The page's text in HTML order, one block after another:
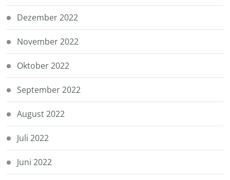
Dezember 2022
November 2022
Oktober 2022
September 2022
August 2022
Juli 2022
Juni 2022